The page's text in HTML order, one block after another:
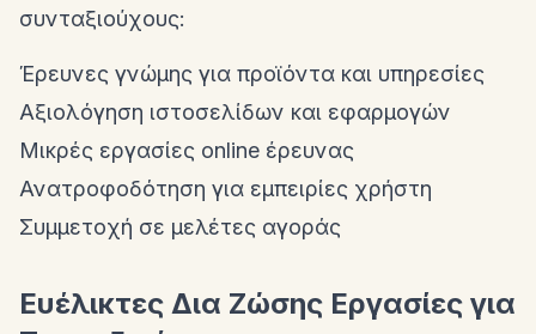
συνταξιούχους:
Έρευνες γνώμης για προϊόντα και υπηρεσίες
Αξιολόγηση ιστοσελίδων και εφαρμογών
Μικρές εργασίες online έρευνας
Ανατροφοδότηση για εμπειρίες χρήστη
Συμμετοχή σε μελέτες αγοράς
Ευέλικτες Δια Ζώσης Εργασίες για